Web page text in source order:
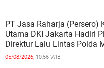
PT Jasa Raharja (Persero)
Utama DKI Jakarta Hadiri
Direktur Lalu Lintas Polda
05/08/2026, 10:56 WIB